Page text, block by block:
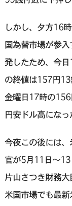
しかし、夕方16
国為替市場が参
発したため、今
の終値は157円
金曜日17時の
円安ドル高になっ
今夜この後には
官が5月11日～
片山さつき財務大
米国市場でも最